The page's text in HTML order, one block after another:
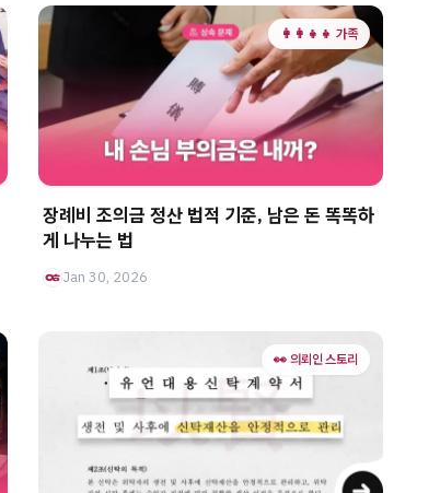
👩‍👩‍👧‍👧 가족
장례비 조의금 정산 법적 기준, 남은 돈 똑똑하
게 나누는 법
Jan 30, 2026
👀 의뢰인 스토리